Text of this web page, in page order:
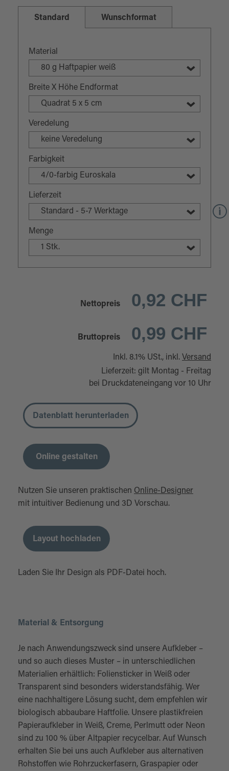
Standard Wunschformat
Material
80 g Haftpapier weiß
Breite X Höhe Endformat
Quadrat 5 x 5 cm
Veredelung
keine Veredelung
Farbigkeit
4/0-farbig Euroskala
Lieferzeit
Standard - 5-7 Werktage
Menge
1 Stk.
Nettopreis 0,92 CHF
Bruttopreis 0,99 CHF
Inkl. 8.1% USt., inkl. Versand
Lieferzeit: gilt Montag - Freitag
bei Druckdateneingang vor 10 Uhr
Datenblatt herunterladen
Online gestalten
Nutzen Sie unseren praktischen Online-Designer
mit intuitiver Bedienung und 3D Vorschau.
Layout hochladen
Laden Sie Ihr Design als PDF-Datei hoch.
Material & Entsorgung
Je nach Anwendungszweck sind unsere Aufkleber –
und so auch dieses Muster – in unterschiedlichen
Materialien erhältlich: Foliensticker in Weiß oder
Transparent sind besonders widerstandsfähig. Wer
eine nachhaltigere Lösung sucht, dem empfehlen wir
biologisch abbaubare Haftfolie. Unsere plastikfreien
Papieraufkleber in Weiß, Creme, Perlmutt oder Neon
sind zu 100 % über Altpapier recycelbar. Auf Wunsch
erhalten Sie bei uns auch Aufkleber aus alternativen
Rohstoffen wie Rohrzuckerfasern, Graspapier oder